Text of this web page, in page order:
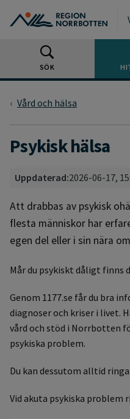
SÖK
Vård och hälsa
Psykisk hälsa
Uppdaterad:2026-06-17,
Att drabbas av psykisk
flesta människor har
egen del eller i sin nära
Mår du psykiskt dåligt finns
Genom 1177.se får du bra
diagnoser och kriser i livet.
vård och stöd i Norrbotten
psykiska problem.
Du kan dessutom alltid
Vid akuta psykiska problem